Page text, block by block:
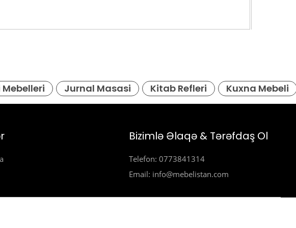
Jurnal Masasi Kitab Refleri Kuxna Mebeli
Bizimlə Əlaqə & Tərəfdaş Ol
Telefon: 0773841314
Email: info@mebelistan.com